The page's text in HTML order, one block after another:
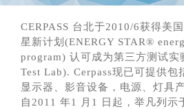
CERPASS 台北于2010/6获得美
星新计划(ENERGY STAR®
program) 认可成为第三方测试实
Test Lab). Cerpass现已可提供包
显示器、影音设备，电源、灯具
自2011 年1 月1 日起，举凡列示